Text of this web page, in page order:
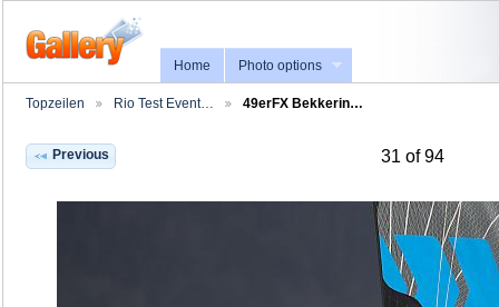
Home Photo options
Topzeilen Rio Test Event… 49erFX Bekkerin…
Previous 31 of 94